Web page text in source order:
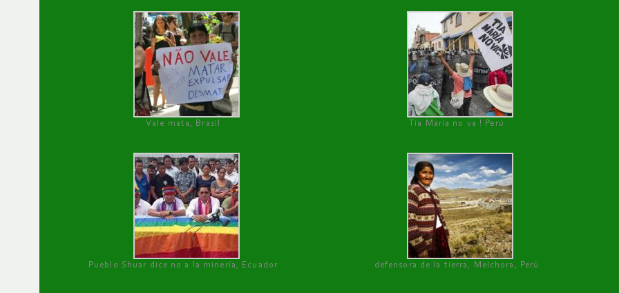
Vale mata, Brasil Tía María no va ! Perú
Pueblo Shuar dice no a la minería, Ecuador defensora de la tierra, Melchora, Perú